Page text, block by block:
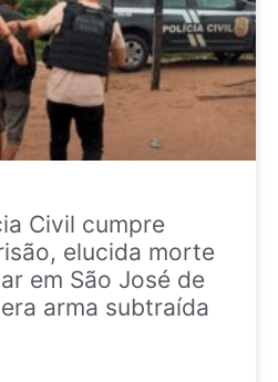
Civil cumpre
elucida morte
em São José de
arma subtraída